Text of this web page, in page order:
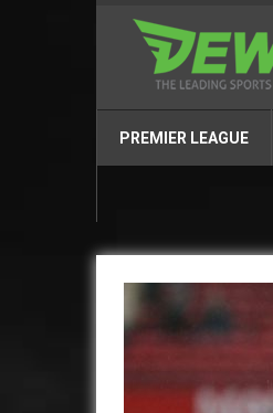
PREMIER LEAGUE